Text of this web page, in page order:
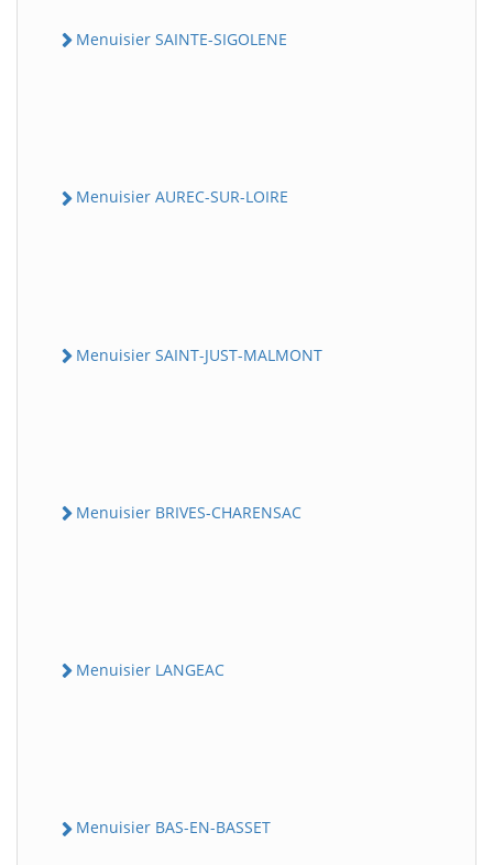
Menuisier SAINTE-SIGOLENE
Menuisier AUREC-SUR-LOIRE
Menuisier SAINT-JUST-MALMONT
Menuisier BRIVES-CHARENSAC
Menuisier LANGEAC
Menuisier BAS-EN-BASSET